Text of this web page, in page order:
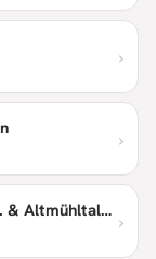
›
›
Bayerischer Radsportverband e.V. & Altmühltaler Radmarathon ›